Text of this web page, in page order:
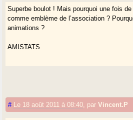
Superbe boulot ! Mais pourquoi une fois
comme emblème de l’association ?
animations ?
AMISTATS
# Le 18 août 2011 à 08:40 parVincent.P